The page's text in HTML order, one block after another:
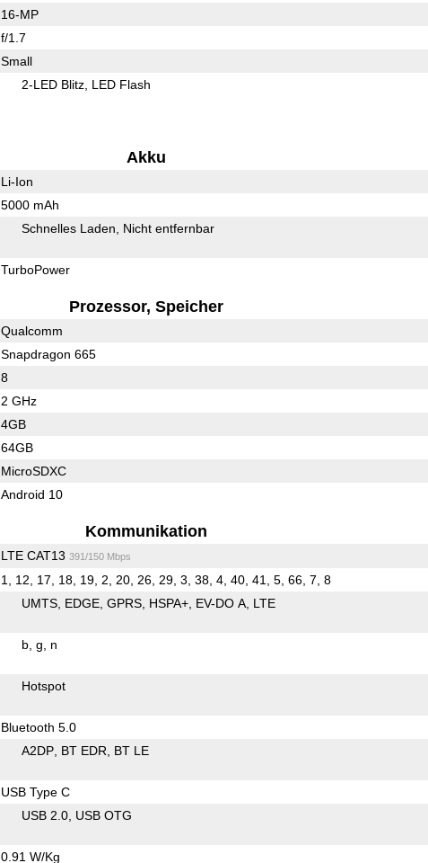
16-MP
f/1.7
Small
2-LED Blitz LED Flash
Akku
Li-Ion
5000 mAh
Schnelles Laden Nicht entfernbar
TurboPower
Prozessor, Speicher
Qualcomm
Snapdragon 665
8
2 GHz
4GB
64GB
MicroSDXC
Android 10
Kommunikation
LTE CAT13 391/150 Mbps
1, 12, 17, 18, 19, 2, 20, 26, 29, 3, 38, 4, 40, 41, 5, 66, 7, 8
UMTS EDGE GPRS HSPA+ EV-DO A LTE
b g n
Hotspot
Bluetooth 5.0
A2DP BT EDR BT LE
USB Type C
USB 2.0 USB OTG
0.91 W/Kg